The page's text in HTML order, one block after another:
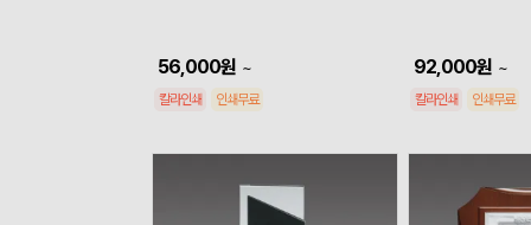
56,000원 ~
칼라인쇄 인쇄무료
92,000원 ~
칼라인쇄 인쇄무료